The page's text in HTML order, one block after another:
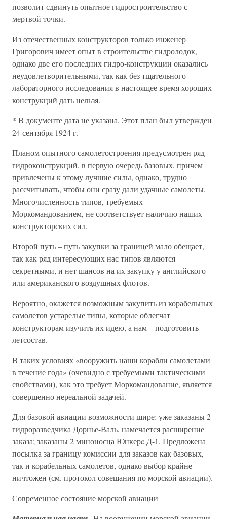
позволит сдвинуть опытное гидростроительство с
мертвой точки.
Из отечественных конструкторов только инженер
Григорович имеет опыт в строительстве гидролодок,
однако две его последних гидро-конструкции оказались
неудовлетворительными, так как без тщательного
лабораторного исследования в настоящее время хороших
конструкций дать нельзя.
* В документе дата не указана. Этот план был утвержден
24 сентября 1924 г.
Планом опытного самолетостроения предусмотрен ряд
гидроконструкций, в первую очередь базовых, причем
привлечены к этому лучшие силы, однако, трудно
рассчитывать, чтобы они сразу дали удачные самолеты.
Многочисленность типов, требуемых
Моркомандованием, не соответствует наличию наших
конструкторских сил.
Второй путь – путь закупки за границей мало обещает,
так как ряд интересующих нас типов являются
секретными, и нет шансов на их закупку у английского
или американского воздушных флотов.
Вероятно, окажется возможным закупить из корабельных
самолетов устарелые типы, которые облегчат
конструкторам изучить их идею, а нам – подготовить
летсостав.
В таких условиях «вооружить наши корабли самолетами
в течение года» (очевидно с требуемыми тактическими
свойствами), как это требует Моркомандование, является
совершенно нереальной задачей.
Для базовой авиации возможности шире: уже заказаны 2
гидроразведчика Дорнье-Валь, намечается расширение
заказа; заказаны 2 миноносца Юнкерc Д-1. Предложена
посылка за границу комиссии для заказов как базовых,
так и корабельных самолетов, однако выбор крайне
ничтожен (см. протокол совещания по морской авиации).
Современное состояние морской авиации